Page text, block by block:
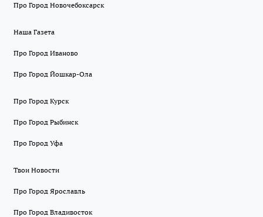
Про Город Новочебоксарск
Наша Газета
Про Город Иваново
Про Город Йошкар-Ола
Про Город Курск
Про Город Рыбинск
Про Город Уфа
Твои Новости
Про Город Ярославль
Про Город Владивосток